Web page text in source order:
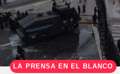
LA PRENSA EN EL BLANCO